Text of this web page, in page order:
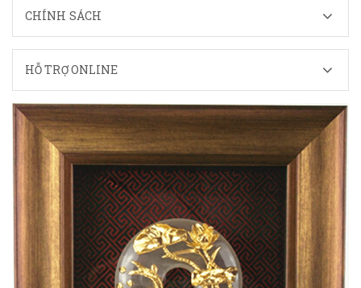
CHÍNH SÁCH
HỖ TRỢ ONLINE